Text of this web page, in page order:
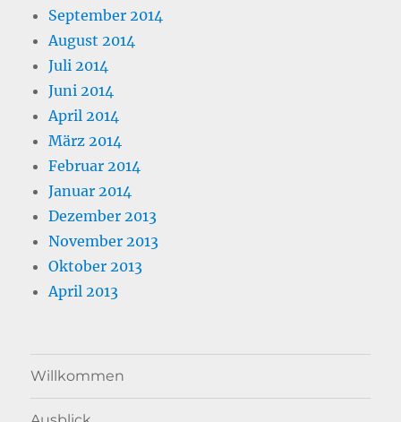
September 2014
August 2014
Juli 2014
Juni 2014
April 2014
März 2014
Februar 2014
Januar 2014
Dezember 2013
November 2013
Oktober 2013
April 2013
Willkommen